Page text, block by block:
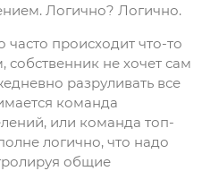
Логично? Логично.
часто происходит что-то
собственник не хочет сам
разруливать все
команда
или команда топ-
логично, что надо
общие